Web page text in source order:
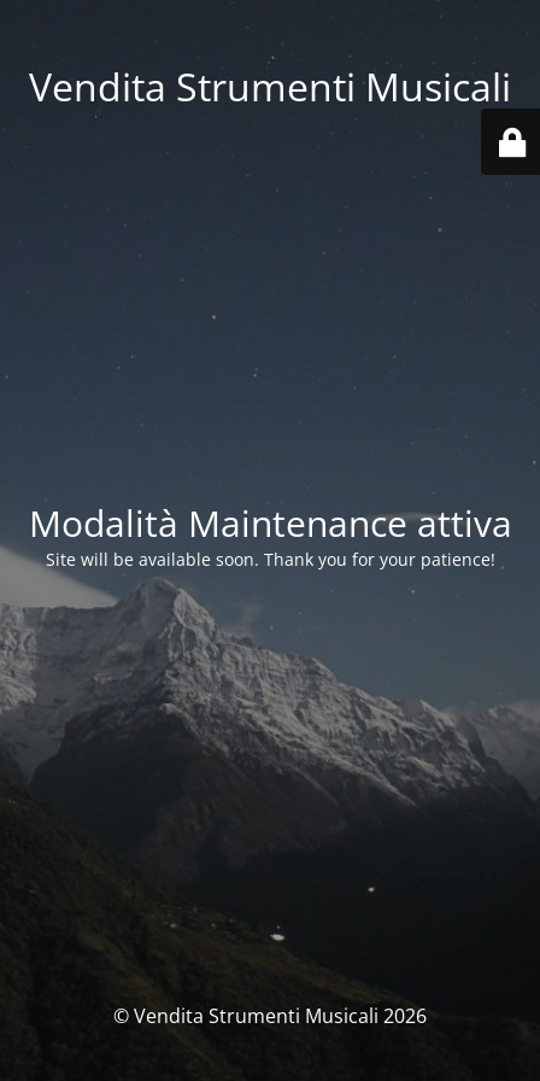
Vendita Strumenti Musicali
Modalità Maintenance attiva
Site will be available soon. Thank you for your patience!
© Vendita Strumenti Musicali 2026